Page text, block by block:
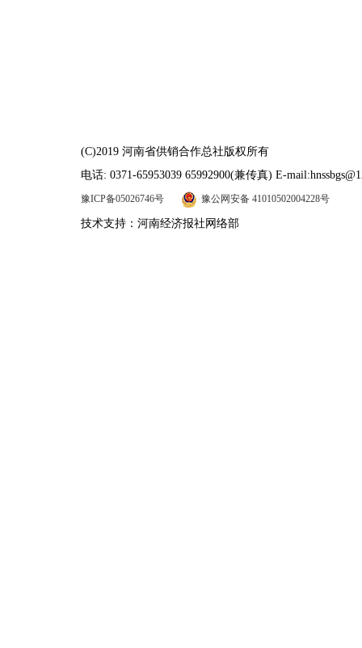
(C)2019 河南省供销合作总社版权所有
电话: 0371-65953039 65992900(兼传真) E-
豫ICP备05026746号 豫公网安备 41010502004228号
技术支持：河南经济报社网络部